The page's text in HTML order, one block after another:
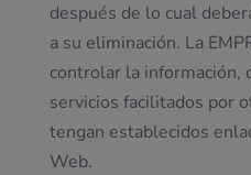
después de lo cual
a su eliminación. La
controlar la información,
servicios facilitados por
tengan establecidos
Web.